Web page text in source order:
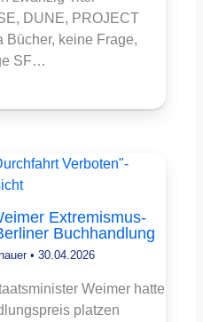
DUNE, PROJECT
Bücher, keine Frage,
SF…
Extremismus-
Buchhandlung
• 30.04.2026
Weimer hatte
platzen